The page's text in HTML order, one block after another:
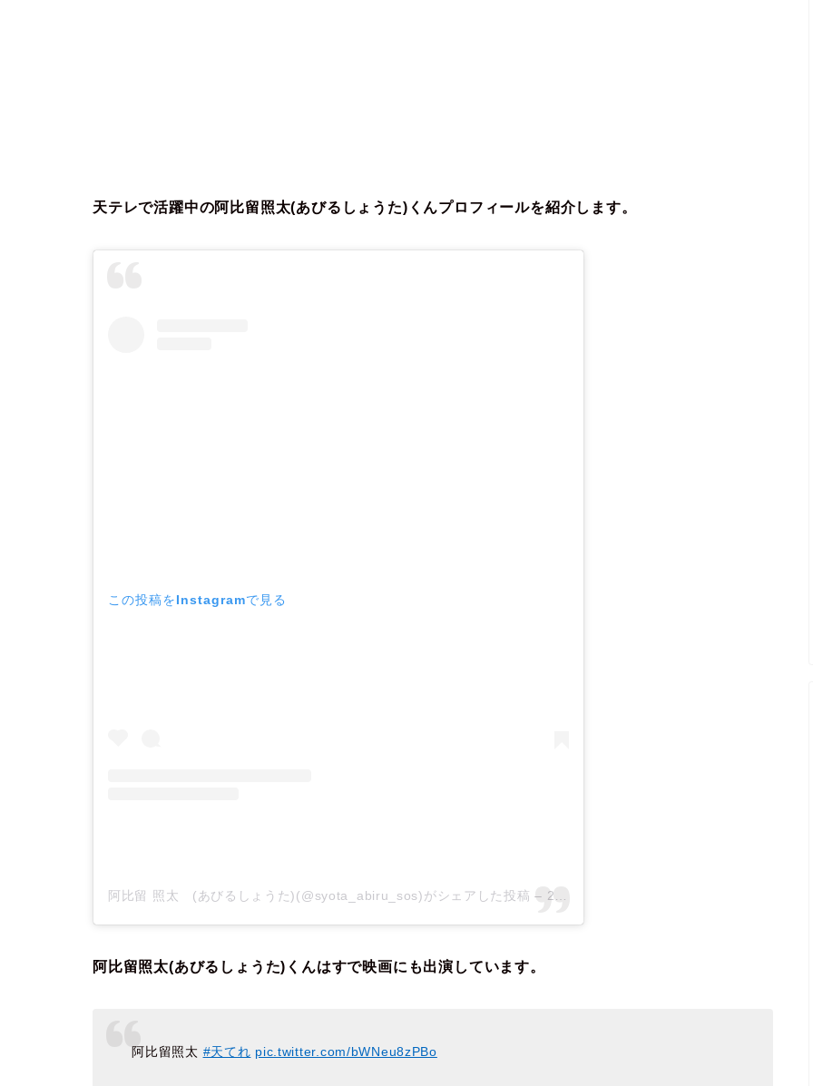
天テレで活躍中の阿比留照太(あびるしょうた)くんプロフィールを紹介します。
この投稿をInstagramで見る
阿比留 照太 (あびるしょうた)(@syota_abiru_sos)がシェアした投稿 – 2020年 3月月8日午前12時36分PST
阿比留照太(あびるしょうた)くんはすで映画にも出演しています。
阿比留照太 #天てれ pic.twitter.com/bWNeu8zPBo